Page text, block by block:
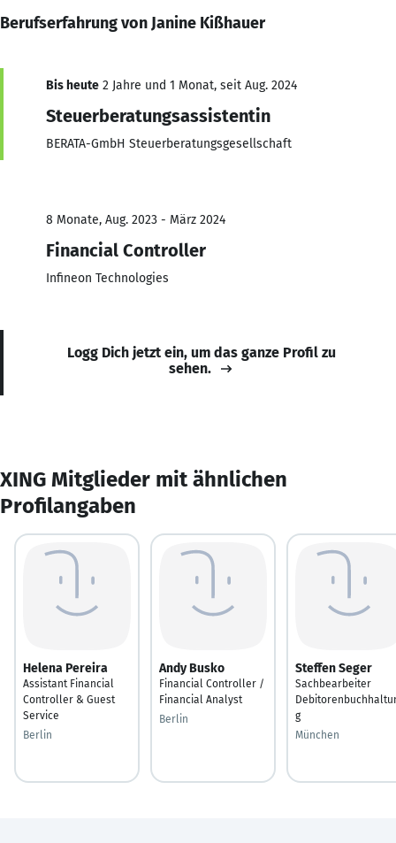
Berufserfahrung von Janine Kißhauer
Bis heute 2 Jahre und 1 Monat, seit Aug. 2024
Steuerberatungsassistentin
BERATA-GmbH Steuerberatungsgesellschaft
8 Monate, Aug. 2023 - März 2024
Financial Controller
Infineon Technologies
Logg Dich jetzt ein, um das ganze Profil zu
sehen.
XING Mitglieder mit ähnlichen
Profilangaben
Helena Pereira
Assistant Financial
Controller & Guest
Service
Berlin
Andy Busko
Financial Controller /
Financial Analyst
Berlin
Steffen Seger
Sachbearbeiter
g
München